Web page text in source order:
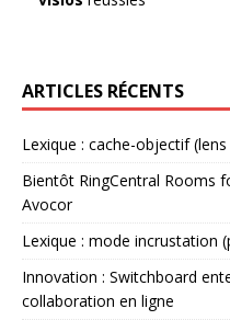
ARTICLES RÉCENTS
Lexique : cache-objectif
Bientôt RingCentral Rooms
Avocor
Lexique : mode incrustation
Innovation : Switchboard
collaboration en ligne